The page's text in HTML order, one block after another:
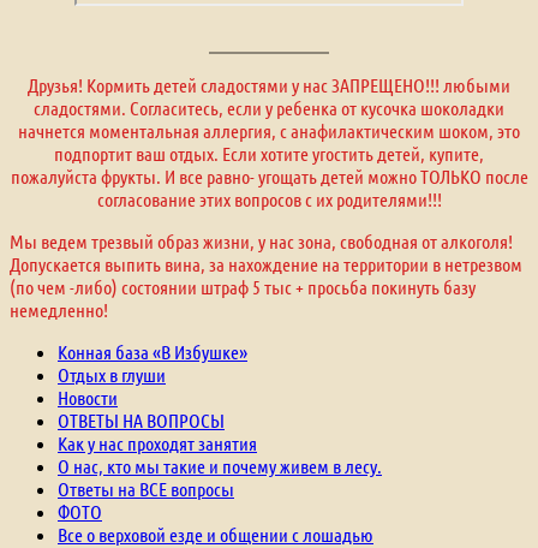
Друзья! Кормить детей сладостями у нас ЗАПРЕЩЕНО!!! любыми
сладостями. Согласитесь, если у ребенка от кусочка шоколадки
начнется моментальная аллергия, с анафилактическим шоком, это
подпортит ваш отдых. Если хотите угостить детей, купите,
пожалуйста фрукты. И все равно- угощать детей можно ТОЛЬКО после
согласование этих вопросов с их родителями!!!
Мы ведем трезвый образ жизни, у нас зона, свободная от алкоголя!
Допускается выпить вина, за нахождение на территории в нетрезвом
(по чем -либо) состоянии штраф 5 тыс + просьба покинуть базу
немедленно!
Конная база «В Избушке»
Отдых в глуши
Новости
ОТВЕТЫ НА ВОПРОСЫ
Как у нас проходят занятия
О нас, кто мы такие и почему живем в лесу.
Ответы на ВСЕ вопросы
ФОТО
Все о верховой езде и общении с лошадью